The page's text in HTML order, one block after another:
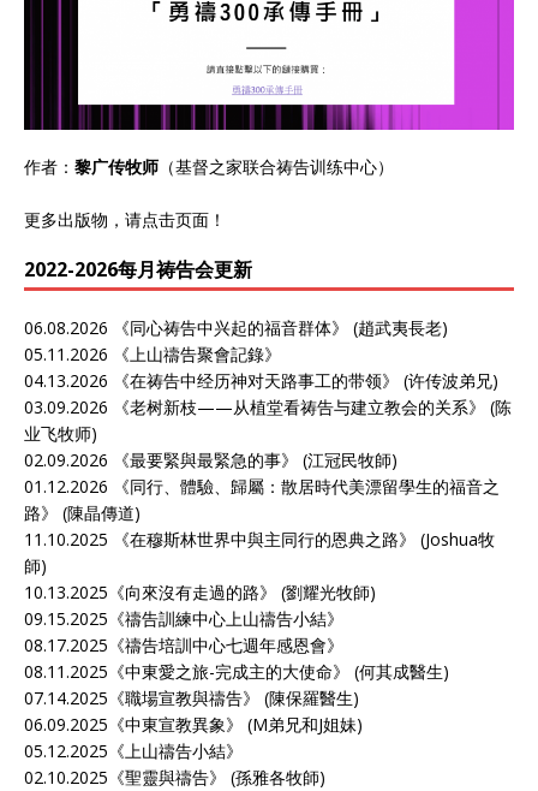
作者： 黎广传牧师 （基督之家联合祷告训练中心）
更多出版物，请点击页面 ！
2022-2026每月祷告会更新
06.08.2026 《同心祷告中兴起的福音群体》 (趙武夷長老)
05.11.2026 《上山禱告聚會記錄》
04.13.2026 《在祷告中经历神对天路事工的带领》 (许传波弟兄)
03.09.2026 《老树新枝——从植堂看祷告与建立教会的关系》 (陈
业飞牧师)
02.09.2026 《最要緊與最緊急的事》 (江冠民牧師)
01.12.2026 《同行、體驗、歸屬：散居時代美漂留學生的福音之
路》 (陳晶傳道)
11.10.2025 《在穆斯林世界中與主同行的恩典之路》 (Joshua牧
師)
10.13.2025《向來沒有走過的路》 (劉耀光牧師)
09.15.2025《禱告訓練中心上山禱告小結》
08.17.2025《禱告培訓中心七週年感恩會》
08.11.2025《中東愛之旅-完成主的大使命》 (何其成醫生)
07.14.2025《職場宣教與禱告》 (陳保羅醫生)
06.09.2025《中東宣教異象》 (M弟兄和J姐妹)
05.12.2025《上山禱告小結》
02.10.2025《聖靈與禱告》 (孫雅各牧師)